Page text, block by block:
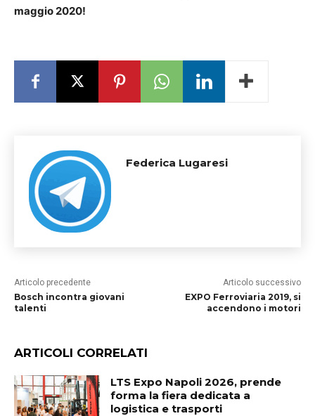
maggio 2020!
Federica Lugaresi
Articolo precedente
Bosch incontra giovani
talenti
Articolo successivo
EXPO Ferroviaria 2019, si
accendono i motori
ARTICOLI CORRELATI
LTS Expo Napoli 2026, prende
forma la fiera dedicata a
logistica e trasporti